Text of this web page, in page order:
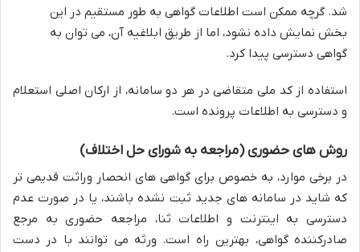
شد. گرچه ممکن است اطلاعات گواهی به طور مستقیم در این
بخش نمایش داده نشود، اما از طریق ابلاغیه آن، می توان به
گواهی دسترسی پیدا کرد.
استفاده از کد ملی متقاضی در هر دو سامانه، از ارکان اصلی استعلام
و دسترسی به اطلاعات پرونده است.
روش های حضوری (مراجعه به شورای حل اختلاف)
در برخی موارد، به خصوص برای گواهی های انحصار وراثت قدیمی تر
که شاید در سامانه های جدید ثبت نشده باشند، یا در صورت عدم
دسترسی به اینترنت و اطلاعات ثنا، مراجعه حضوری به مرجع
صادرکننده گواهی، بهترین راه است. ورثه می توانند با در دست